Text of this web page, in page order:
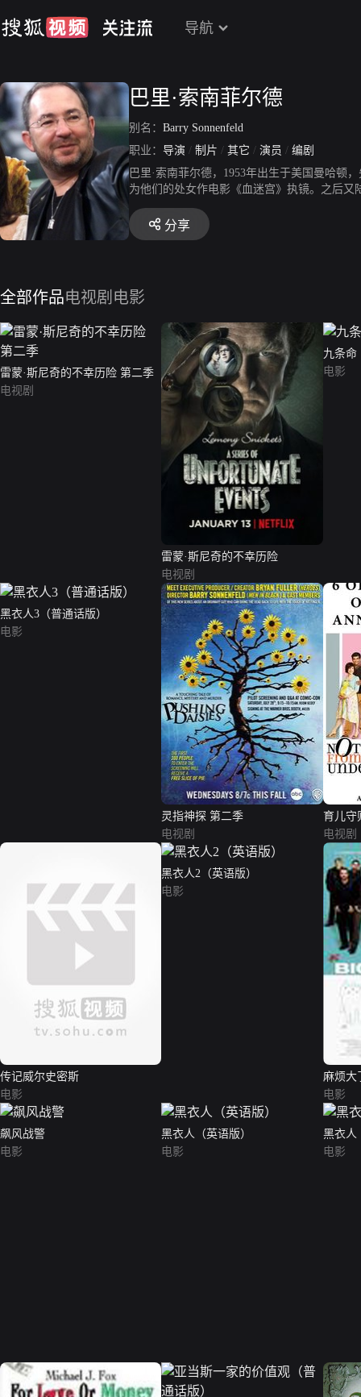
导航
巴里·索南菲尔德
别名： Barry Sonnenfeld
职业： 导演 / 制片 / 其它 / 演员 / 编剧
巴里·索南菲尔德，1953年出生于美国曼哈顿
为他们的处女作电影《血迷宫》执镜。之后
《战栗游戏》等。巴里·索南菲尔德1991年
受欢迎。1997年导演的《黑衣人》更是成为
分享
全部作品电视剧 电影
雷蒙·斯尼奇的不幸历险 第二季
电视剧
雷蒙·斯尼奇的不幸历险
电视剧
九条命
电影
黑衣人3（普通话版）
电影
灵指神探 第二季
电视剧
育儿守
电视剧
传记威尔史密斯
电影
黑衣人2（英语版）
电影
麻烦大
电影
飙风战警
电影
黑衣人（英语版）
电影
黑衣人
电影